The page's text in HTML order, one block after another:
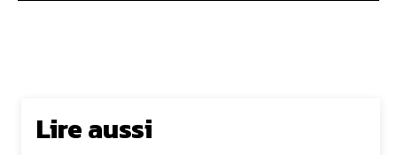
Lire aussi